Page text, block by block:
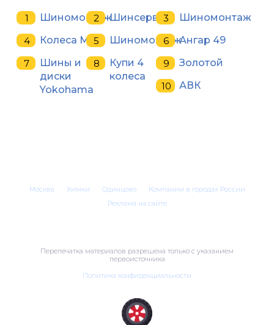
ШиномонтажШинсервис
Шиномонтаж
Колеса М5
ШиномонтажАнгар 49
Шины и
диски
Yokohama
Купи 4
колеса
Золотой
АВК
Москва Химки Одинцово
Компании в городах России
Реклама на сайте
Перепечатка материалов разрешена только с указанием
первоисточника
Политика конфиденциальности